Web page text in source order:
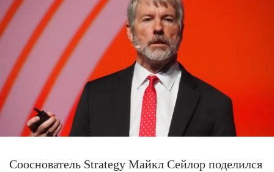
Сооснователь Strategy Майкл Сейлор поделился